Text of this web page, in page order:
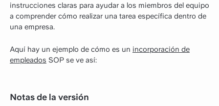
instrucciones claras para ayudar a los miembros del equipo
a comprender cómo realizar una tarea específica dentro de
una empresa.
Aquí hay un ejemplo de cómo es un incorporación de
empleados SOP se ve así:
Notas de la versión